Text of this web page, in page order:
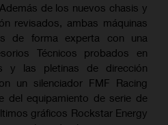
de los nuevos chasis y
revisados, ambas máquinas
de forma experta con una
Técnicos probados en
y las pletinas de dirección
un silenciador FMF Racing
del equipamiento de serie de
gráficos Rockstar Energy